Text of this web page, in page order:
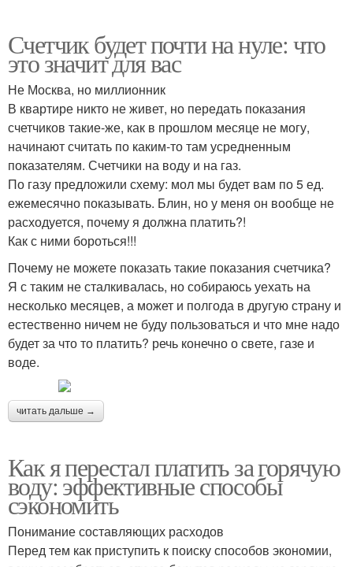
Счетчик будет почти на нуле: что
это значит для вас
Не Москва, но миллионник
В квартире никто не живет, но передать показания
счетчиков такие-же, как в прошлом месяце не могу,
начинают считать по каким-то там усредненным
показателям. Счетчики на воду и на газ.
По газу предложили схему: мол мы будет вам по 5 ед.
ежемесячно показывать. Блин, но у меня он вообще не
расходуется, почему я должна платить?!
Как с ними бороться!!!
Почему не можете показать такие показания счетчика?
Я с таким не сталкивалась, но собираюсь уехать на
несколько месяцев, а может и полгода в другую страну и
естественно ничем не буду пользоваться и что мне надо
будет за что то платить? речь конечно о свете, газе и
воде.
читать дальше →
Как я перестал платить за горячую
воду: эффективные способы
сэкономить
Понимание составляющих расходов
Перед тем как приступить к поиску способов экономии,